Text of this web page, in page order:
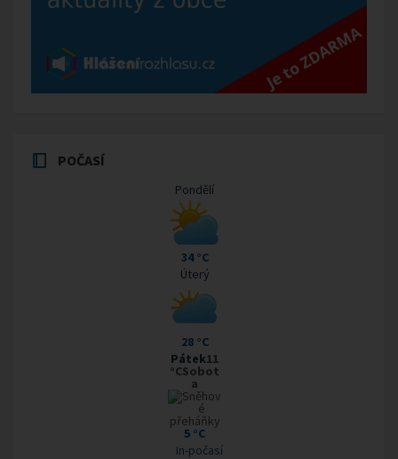
POČASÍ
Pondělí
34 °C
Úterý
28 °C
Pátek11
°CSobot
a
5 °C
In-počasí